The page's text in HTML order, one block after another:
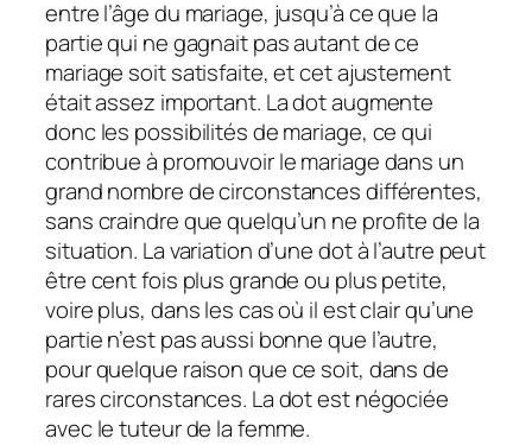
entre l’âge du mariage, jusqu’à ce que la
partie qui ne gagnait pas autant de ce
mariage soit satisfaite, et cet ajustement
était assez important. La dot augmente
donc les possibilités de mariage, ce qui
contribue à promouvoir le mariage dans un
grand nombre de circonstances différentes,
sans craindre que quelqu’un ne profite de la
situation. La variation d’une dot à l’autre peut
être cent fois plus grande ou plus petite,
voire plus, dans les cas où il est clair qu’une
partie n’est pas aussi bonne que l’autre,
pour quelque raison que ce soit, dans de
rares circonstances. La dot est négociée
avec le tuteur de la femme.